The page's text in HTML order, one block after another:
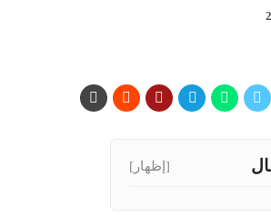
[إظهار]